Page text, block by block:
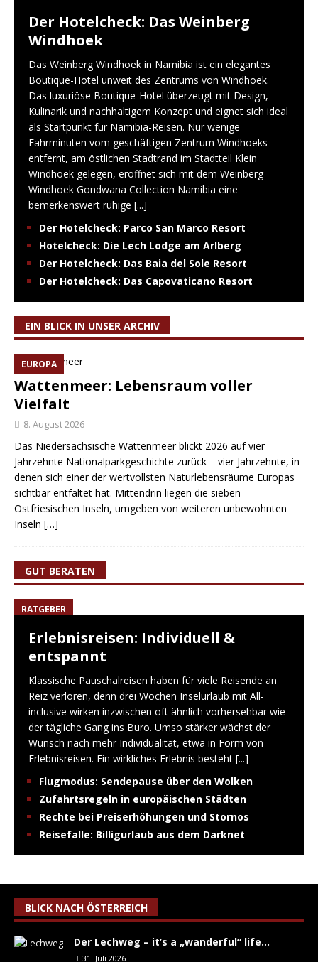
Der Hotelcheck: Das Weinberg
Windhoek
Das Weinberg Windhoek in Namibia ist ein elegantes
Boutique-Hotel unweit des Zentrums von Windhoek.
Das luxuriöse Boutique-Hotel überzeugt mit Design,
Kulinarik und nachhaltigem Konzept und eignet sich ideal
als Startpunkt für Namibia-Reisen. Nur wenige
Fahrminuten vom geschäftigen Zentrum Windhoeks
entfernt, am östlichen Stadtrand im Stadtteil Klein
Windhoek gelegen, eröffnet sich mit dem Weinberg
Windhoek Gondwana Collection Namibia eine
bemerkenswert ruhige [...]
Der Hotelcheck: Parco San Marco Resort
Hotelcheck: Die Lech Lodge am Arlberg
Der Hotelcheck: Das Baia del Sole Resort
Der Hotelcheck: Das Capovaticano Resort
EIN BLICK IN UNSER ARCHIV
EUROPA
Wattenmeer: Lebensraum voller
Vielfalt
8. August 2026
Das Niedersächsische Wattenmeer blickt 2026 auf vier
Jahrzehnte Nationalparkgeschichte zurück – vier Jahrzehnte, in
denen sich einer der wertvollsten Naturlebensräume Europas
sichtbar entfaltet hat. Mittendrin liegen die sieben
Ostfriesischen Inseln, umgeben von weiteren unbewohnten
Inseln […]
GUT BERATEN
RATGEBER
Erlebnisreisen: Individuell &
entspannt
Klassische Pauschalreisen haben für viele Reisende an
Reiz verloren, denn drei Wochen Inselurlaub mit All-
inclusive wirken inzwischen oft ähnlich vorhersehbar wie
der tägliche Gang ins Büro. Umso stärker wächst der
Wunsch nach mehr Individualität, etwa in Form von
Erlebnisreisen. Ein wirkliches Erlebnis besteht [...]
Flugmodus: Sendepause über den Wolken
Zufahrtsregeln in europäischen Städten
Rechte bei Preiserhöhungen und Stornos
Reisefalle: Billigurlaub aus dem Darknet
BLICK NACH ÖSTERREICH
Der Lechweg – it’s a „wanderful“ life…
31. Juli 2026